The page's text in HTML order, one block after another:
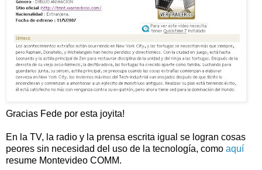
Gracias Fede por esta joyita!
En la TV, la radio y la prensa escrita igual se logran cosas
peores sin necesidad del uso de la tecnología, como aquí
resume Montevideo COMM.